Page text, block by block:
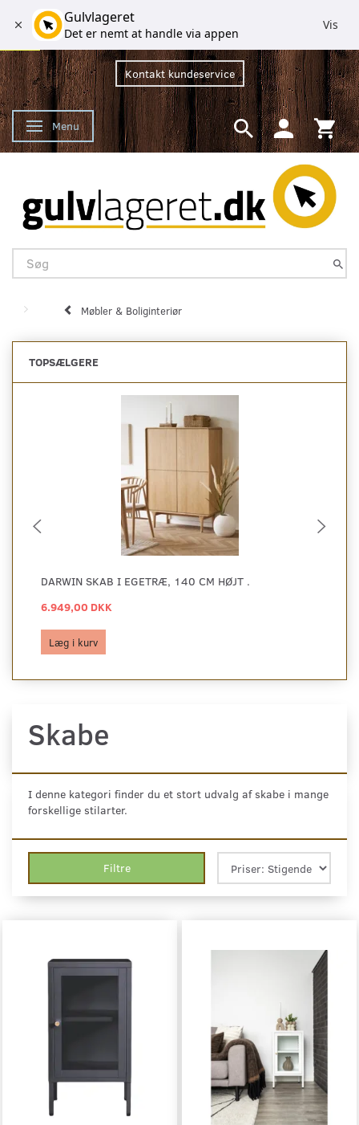
Kontakt kundeservice
Skifte navigation
Menu
Møbler & Boliginteriør
TOPSÆLGERE
DARWIN SKAB I EGETRÆ, 140 CM HØJT .
6.949,00 DKK
Læg i kurv
Skabe
I denne kategori finder du et stort udvalg af skabe i mange
forskellige stilarter.
Filtre
Gulvlageret
Det er nemt at handle via appen
Vis